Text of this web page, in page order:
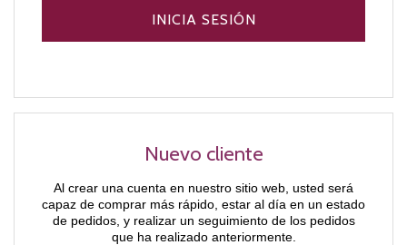
Nuevo cliente
Al crear una cuenta en nuestro sitio web, usted será
capaz de comprar más rápido, estar al día en un estado
de pedidos, y realizar un seguimiento de los pedidos
que ha realizado anteriormente.